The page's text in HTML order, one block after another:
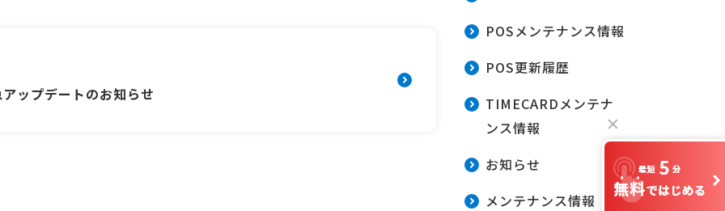
ップデートのお知らせ
POSメンテナンス情報
POS更新履歴
TIMECARDメンテナ
ンス情報
お知らせ
メンテナンス情報